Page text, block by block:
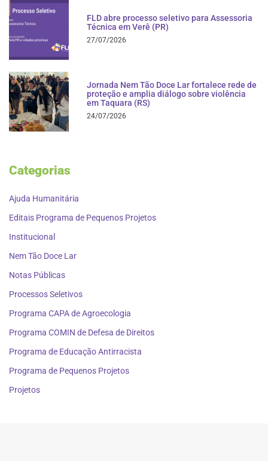
FLD abre processo seletivo para Assessoria
Técnica em Verê (PR)
27/07/2026
Jornada Nem Tão Doce Lar fortalece rede de
proteção e amplia diálogo sobre violência
em Taquara (RS)
24/07/2026
Categorias
Ajuda Humanitária
Editais Programa de Pequenos Projetos
Institucional
Nem Tão Doce Lar
Notas Públicas
Processos Seletivos
Programa CAPA de Agroecologia
Programa COMIN de Defesa de Direitos
Programa de Educação Antirracista
Programa de Pequenos Projetos
Projetos